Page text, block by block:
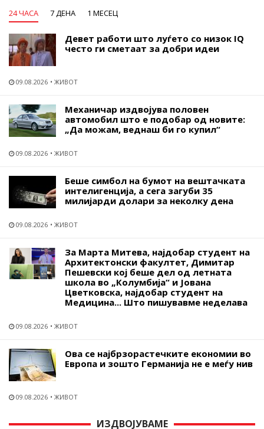
24 ЧАСА 7 ДЕНА 1 МЕСЕЦ
Девет работи што луѓето со низок IQ
често ги сметаат за добри идеи
09.08.2026 ЖИВОТ
Механичар издвојува половен
автомобил што е подобар од новите:
„Да можам, веднаш би го купил“
09.08.2026 ЖИВОТ
Беше симбол на бумот на вештачката
интелигенција, а сега загуби 35
милијарди долари за неколку дена
09.08.2026 ЖИВОТ
За Марта Митева, најдобар студент на
Архитектонски факултет, Димитар
Пешевски кој беше дел од летната
школа во „Колумбија“ и Јована
Цветковска, најдобар студент на
Медицина... Што пишувавме неделава
09.08.2026 ЖИВОТ
Ова се најбрзорастечките економии во
Европа и зошто Германија не е меѓу нив
09.08.2026 ЖИВОТ
ИЗДВОЈУВАМЕ